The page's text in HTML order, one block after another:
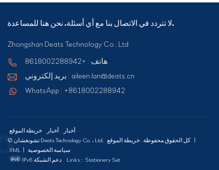
لا تتردد في الاتصال بنا مع أي أسئلة. نحن هنا للمساعدة.
Zhongshan Deats Technology Co., Ltd
هاتف : +8618002288942
بريد إلكتروني : aileen.lan@deats.cn
WhatsApp : +8618002288942
خريطة الموقع أخبار
أخبار
© تشونغشان Deats Technology Co. ، Ltd. كل الحقوق محفوظة .
XML
سياسة الخصوصية
IPv6 دعم الشبكة
Links : Stationery Set